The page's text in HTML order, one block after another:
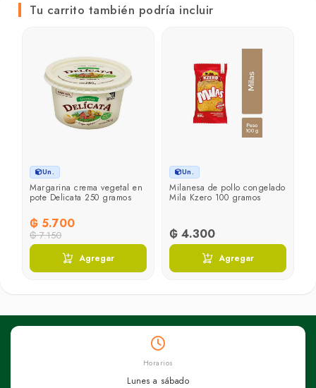
Tu carrito también podría incluir
Un.
Margarina crema vegetal en
pote Delicata 250 gramos
₲ 5.700
₲ 7.150
Agregar
Un.
Milanesa de pollo congelado
Mila Kzero 100 gramos
₲ 4.300
Agregar
Horarios
Lunes a sábado